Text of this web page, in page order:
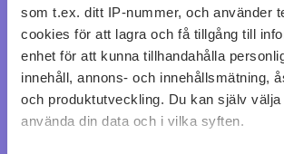
som t.ex. ditt IP-nummer, och använder
cookies för att lagra och få tillgång till
enhet för att kunna tillhandahålla
innehåll, annons- och innehållsmätning,
och produktutveckling. Du kan själv
använda din data och i vilka syften.
köp 139 kr
0 0